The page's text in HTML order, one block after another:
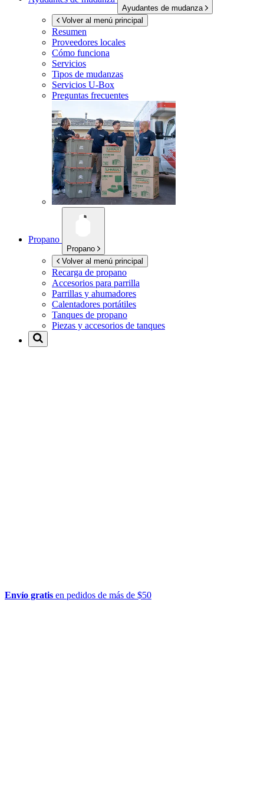
Ayudantes de mudanza
Volver al menú principal
Resumen
Proveedores locales
Cómo funciona
Servicios
Tipos de mudanzas
Servicios U-Box
Preguntas frecuentes
Propano
Propano
Volver al menú principal
Recarga de propano
Accesorios para parrilla
Parrillas y ahumadores
Calentadores portátiles
Tanques de propano
Piezas y accesorios de tanques
Envío gratis en pedidos de más de $50